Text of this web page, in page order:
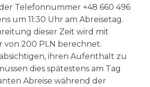
Telefonnummer +48 660 496
um 11:30 Uhr am Abreisetag.
dieser Zeit wird mit
von 200 PLN berechnet.
ihren Aufenthalt zu
dies spätestens am Tag
Abreise während der